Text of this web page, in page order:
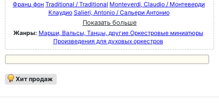
Франц фон Traditional / Traditional Monteverdi, Claudio / Монтеверди
Клаудио Salieri, Antonio / Сальери Антонио
Показать больше
Жанры: Марши, Вальсы, Танцы, другие Оркестровые миниатюры
Произведения для духовых оркестров
Хит продаж